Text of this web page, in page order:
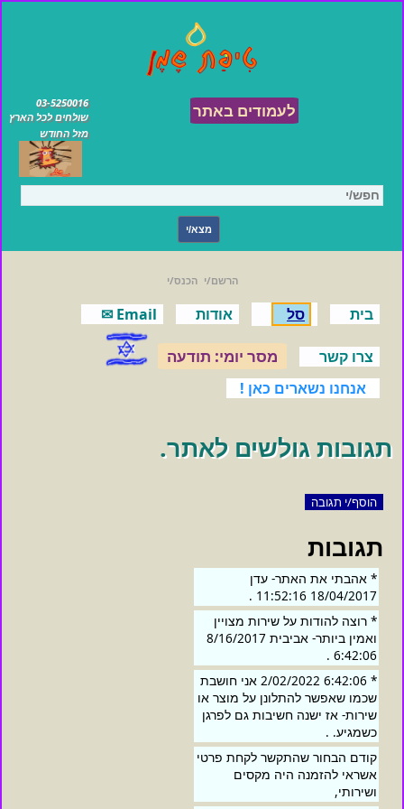
03-5250016
שולחים לכל הארץ
מזל החודש
לעמודים באתר
הרשם/י הכנס/י
בית סל אודות Email ✉
צרו קשר מסר יומי: תודעה
אנחנו נשארים כאן !
תגובות גולשים לאתר.
הוסף/י תגובה
תגובות
* אהבתי את האתר- עדן
18/04/2017 11:52:16 .
* רוצה להודות על שירות מצויין
ואמין ביותר- אביבית 8/16/2017
6:42:06 .
* 6:42:06 2/02/2022 אני חושבת
שכמו שאפשר להתלונן על מוצר או
שירות- אז ישנה חשיבות גם לפרגן
כשמגיע. .
קודם הבחור שהתקשר לקחת פרטי
אשראי להזמנה היה מקסים
ושירותי,